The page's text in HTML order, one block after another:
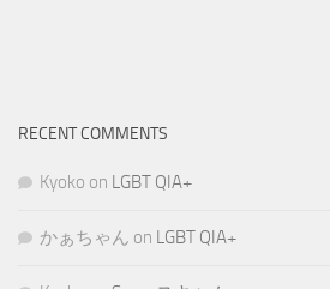
RECENT COMMENTS
Kyoko on LGBT QIA+
かぁちゃん on LGBT QIA+